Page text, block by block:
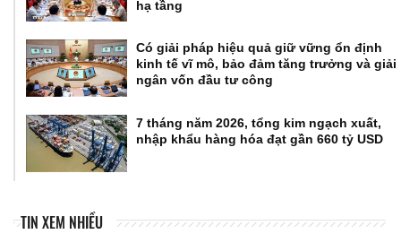
hạ tầng
Có giải pháp hiệu quả giữ vững ổn định
kinh tế vĩ mô, bảo đảm tăng trưởng và giải
ngân vốn đầu tư công
7 tháng năm 2026, tổng kim ngạch xuất,
nhập khẩu hàng hóa đạt gần 660 tỷ USD
TIN XEM NHIỀU